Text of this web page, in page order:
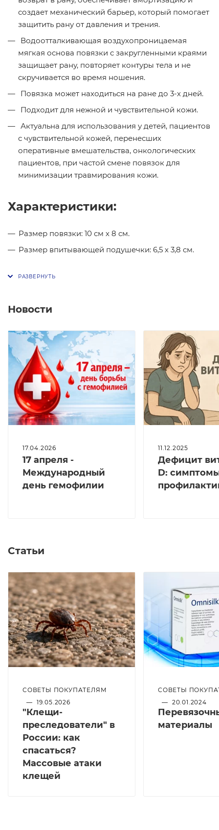
создает механический барьер, который помогает
защитить рану от давления и трения.
Водоотталкивающая воздухопроницаемая
мягкая основа повязки с закругленными краями
защищает рану, повторяет контуры тела и не
скручивается во время ношения.
Повязка может находиться на ране до 3-х дней.
Подходит для нежной и чувствительной кожи.
Актуальна для использования у детей, пациентов
с чувствительной кожей, перенесших
оперативные вмешательства, онкологических
пациентов, при частой смене повязок для
минимизации травмирования кожи.
Характеристики:
Размер повязки: 10 см х 8 см.
Размер впитывающей подушечки: 6,5 х 3,8 см.
Новости
17.04.2026
17 апреля -
Международный
день гемофилии
11.12.2025
Дефицит
D:
Статьи
СОВЕТЫ ПОКУПАТЕЛЯМ
— 19.05.2026
"Клещи-
преследователи" в
России: как
спасаться?
Массовые атаки
клещей
СОВЕТЫ
— 20.01.2024
материалы